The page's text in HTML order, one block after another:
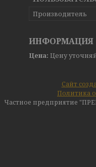
Производитель
ИНФОРМАЦИЯ
Цена: Цену
Сайт
Политика
Частное предприятие